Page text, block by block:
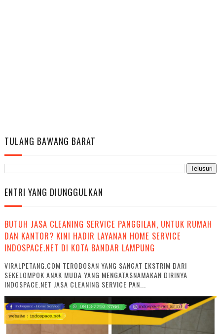
TULANG BAWANG BARAT
ENTRI YANG DIUNGGULKAN
BUTUH JASA CLEANING SERVICE PANGGILAN, UNTUK RUMAH
DAN KANTOR? KINI HADIR LAYANAN HOME SERVICE
INDOSPACE.NET DI KOTA BANDAR LAMPUNG
VIRALPETANG.COM TEROBOSAN YANG SANGAT EKSTRIM DARI
SEKELOMPOK ANAK MUDA YANG MENGATASNAMAKAN DIRINYA
INDOSPACE.NET JASA CLEANING SERVICE PAN...